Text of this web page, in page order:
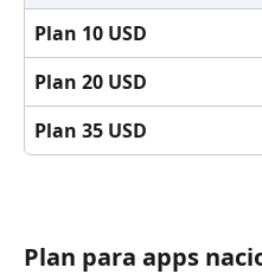
Plan 10 USD
Plan 20 USD
Plan 35 USD
Plan para apps